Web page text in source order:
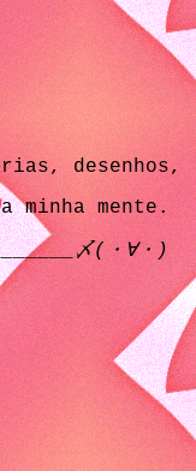
desenhos,
minha mente.
〆(・∀・)